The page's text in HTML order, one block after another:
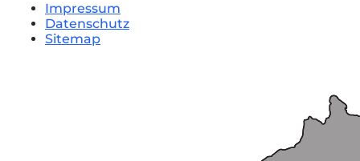
Impressum
Datenschutz
Sitemap